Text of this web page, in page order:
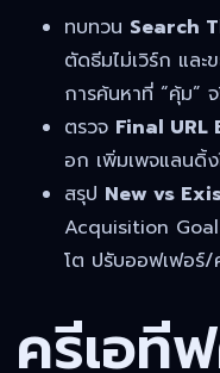
ทบทวน Search
ตัดธีมไม่เวิร์ก แล
การค้นหาที่ “คุ้ม”
ตรวจ Final URL
อก เพิ่มเพจแลนดิ้
สรุป New vs
Acquisition
โต ปรับออฟเฟอร์
ครีเอที